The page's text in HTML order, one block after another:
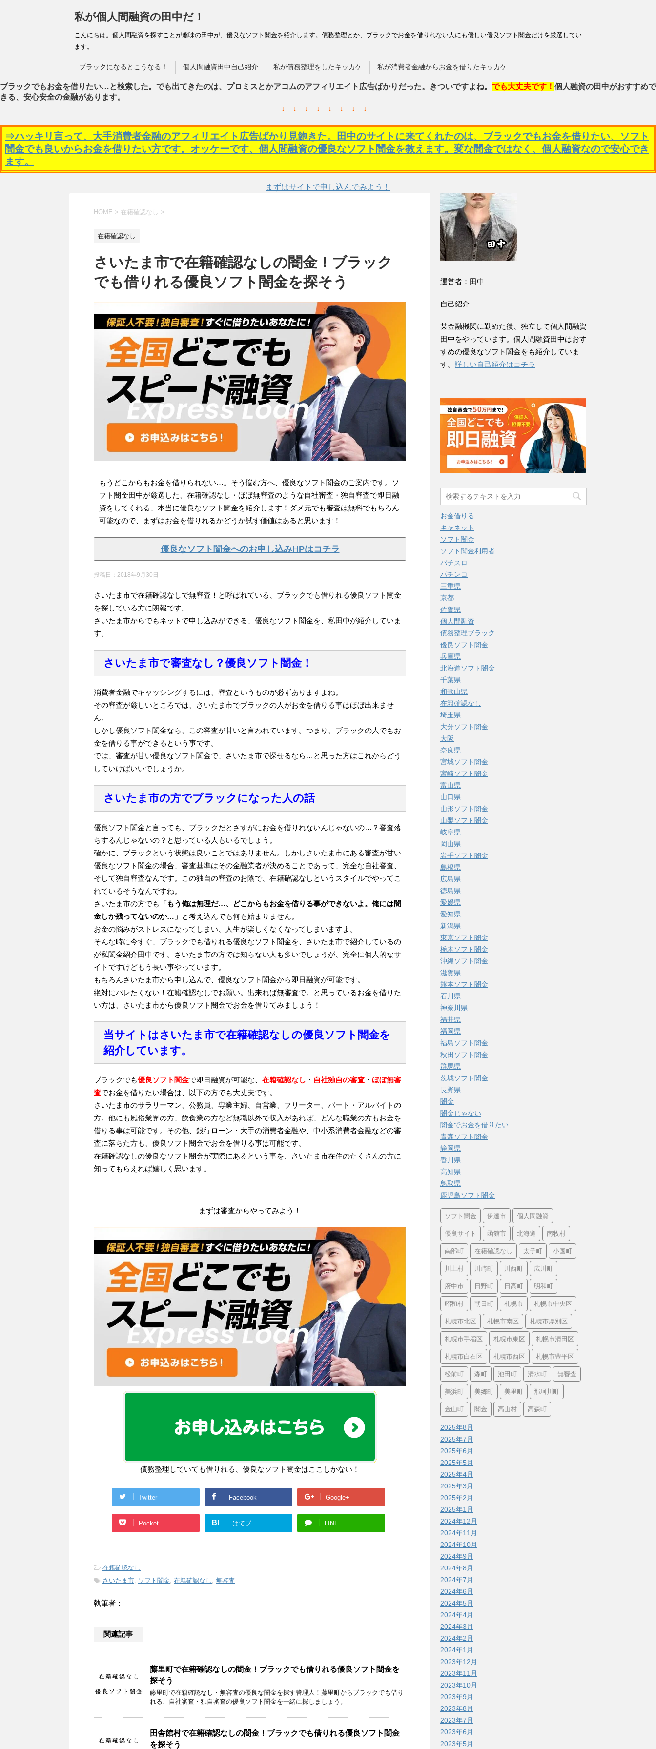
私が個人間融資の田中だ！
こんにちは。個人間融資を探すことが趣味の田中が、優良なソフト闇金を紹介します。債務整理とか、ブラックでお金を借りれない人にも優しい優良ソフト闇金だけを厳選してい
ます。
ブラックになるとこうなる！ 個人間融資田中自己紹介 私が債務整理をしたキッカケ 私が消費者金融からお金を借りたキッカケ
ブラックでもお金を借りたい…と検索した。でも出てきたのは、プロミスとかアコムのアフィリエイト広告ばかりだった。きついですよね。 でも大丈夫です！ 個人融資の田中がおすすめで
きる、安心安全の金融があります。
↓ ↓ ↓ ↓ ↓ ↓ ↓ ↓
⇒ハッキリ言って、大手消費者金融のアフィリエイト広告ばかり見飽きた。田中のサイトに来てくれたのは、ブラックでもお金を借りたい、ソフト
闇金でも良いからお金を借りたい方です。オッケーです、個人間融資の優良なソフト闇金を教えます。変な闇金ではなく、個人融資なので安心でき
ます。
まずはサイトで申し込んでみよう！
HOME > 在籍確認なし >
在籍確認なし
さいたま市で在籍確認なしの闇金！ブラック
でも借りれる優良ソフト闇金を探そう
もうどこからもお金を借りられない…。そう悩む方へ、優良なソフト闇金のご案内です。ソ
フト闇金田中が厳選した、在籍確認なし・ほぼ無審査のような自社審査・独自審査で即日融
資をしてくれる、本当に優良なソフト闇金を紹介します！ダメ元でも審査は無料でもちろん
可能なので、まずはお金を借りれるかどうか試す価値はあると思います！
優良なソフト闇金へのお申し込みHPはコチラ
投稿日： 2018年9月30日
さいたま市で在籍確認なしで無審査！と呼ばれている、ブラックでも借りれる優良ソフト闇金
を探している方に朗報です。
さいたま市からでもネットで申し込みができる、優良なソフト闇金を、私田中が紹介していま
す。
さいたま市で審査なし？優良ソフト闇金！
消費者金融でキャッシングするには、審査というものが必ずありますよね。
その審査が厳しいところでは、さいたま市でブラックの人がお金を借りる事はほぼ出来ませ
ん。
しかし優良ソフト闇金なら、この審査が甘いと言われています。つまり、ブラックの人でもお
金を借りる事ができるという事です。
では、審査が甘い優良なソフト闇金で、さいたま市で探せるなら…と思った方はこれからどう
していけばいいでしょうか。
さいたま市の方でブラックになった人の話
優良ソフト闇金と言っても、ブラックだとさすがにお金を借りれないんじゃないの…？審査落
ちするんじゃないの？と思っている人もいるでしょう。
確かに、ブラックという状態は良いことではありません。しかしさいたま市にある審査が甘い
優良なソフト闇金の場合、審査基準はその金融業者が決めることであって、完全な自社審査、
そして独自審査なんです。この独自の審査のお陰で、在籍確認なしというスタイルでやってこ
れているそうなんですね。
さいたま市の方でも
「もう俺は無理だ…、どこからもお金を借りる事ができないよ。俺には闇
金しか残ってないのか…」 と考え込んでも何も始まりません。
お金の悩みがストレスになってしまい、人生が楽しくなくなってしまいますよ。
そんな時に今すぐ、ブラックでも借りれる優良なソフト闇金を、さいたま市で紹介しているの
が私闇金紹介田中です。さいたま市の方では知らない人も多いでしょうが、完全に個人的なサ
イトですけどもう長い事やっています。
もちろんさいたま市から申し込んで、優良なソフト闇金から即日融資が可能です。
絶対にバレたくない！在籍確認なしでお願い。出来れば無審査で。と思っているお金を借りた
い方は、さいたま市から優良ソフト闇金でお金を借りてみましょう！
当サイトはさいたま市で在籍確認なしの優良ソフト闇金を
紹介しています。
ブラックでも優良ソフト闇金で即日融資が可能な、 在籍確認なし ・ 自社独自の審査 ・ ほぼ無審
査でお金を借りたい場合は、以下の方でも大丈夫です。
さいたま市のサラリーマン、公務員、専業主婦、自営業、フリーター、パート・アルバイトの
方。他にも風俗業界の方、飲食業の方など無職以外で収入があれば、どんな職業の方もお金を
借りる事は可能です。その他、銀行ローン・大手の消費者金融や、中小系消費者金融などの審
査に落ちた方も、優良ソフト闇金でお金を借りる事は可能です。
在籍確認なしの優良なソフト闇金が実際にあるという事を、さいたま市在住のたくさんの方に
知ってもらえれば嬉しく思います。
まずは審査からやってみよう！
債務整理していても借りれる、優良なソフト闇金はここしかない！
Twitter Facebook Google+
Pocket B! はてブ LINE
-在籍確認なし
-さいたま市, ソフト闇金, 在籍確認なし , 無審査
執筆者：
関連記事
藤里町で在籍確認なしの闇金！ブラックでも借りれる優良ソフト闇金を
探そう
藤里町で在籍確認なし・無審査の優良な闇金を探す管理人！藤里町からブラックでも借り
れる、自社審査・独自審査の優良ソフト闇金を一緒に探しましょう。
田舎館村で在籍確認なしの闇金！ブラックでも借りれる優良ソフト闇金
を探そう
運営者：田中
自己紹介
某金融機関に勤めた後、独立して個人間融資
田中をやっています。個人間融資田中はおす
すめの優良なソフト闇金をも紹介していま
す。 詳しい自己紹介はコチラ
お金借りる
キャネット
ソフト闇金
ソフト闇金利用者
パチスロ
パチンコ
三重県
京都
佐賀県
個人間融資
債務整理ブラック
優良ソフト闇金
兵庫県
北海道ソフト闇金
千葉県
和歌山県
在籍確認なし
埼玉県
大分ソフト闇金
大阪
奈良県
宮城ソフト闇金
宮崎ソフト闇金
富山県
山口県
山形ソフト闇金
山梨ソフト闇金
岐阜県
岡山県
岩手ソフト闇金
島根県
広島県
徳島県
愛媛県
愛知県
新潟県
東京ソフト闇金
栃木ソフト闇金
沖縄ソフト闇金
滋賀県
熊本ソフト闇金
石川県
神奈川県
福井県
福岡県
福島ソフト闇金
秋田ソフト闇金
群馬県
茨城ソフト闇金
長野県
闇金
闇金じゃない
闇金でお金を借りたい
青森ソフト闇金
静岡県
香川県
高知県
鳥取県
鹿児島ソフト闇金
ソフト闇金 伊達市 個人間融資
優良サイト 函館市 北海道 南牧村
南部町 在籍確認なし 太子町 小国町
川上村 川崎町 川西町 広川町
府中市 日野町 日高町 明和町
昭和村 朝日町 札幌市 札幌市中央区
札幌市北区 札幌市南区 札幌市厚別区
札幌市手稲区 札幌市東区 札幌市清田区
札幌市白石区 札幌市西区 札幌市豊平区
松前町 森町 池田町 清水町 無審査
美浜町 美郷町 美里町 那珂川町
金山町 闇金 高山村 高森町
2025年8月
2025年7月
2025年6月
2025年5月
2025年4月
2025年3月
2025年2月
2025年1月
2024年12月
2024年11月
2024年10月
2024年9月
2024年8月
2024年7月
2024年6月
2024年5月
2024年4月
2024年3月
2024年2月
2024年1月
2023年12月
2023年11月
2023年10月
2023年9月
2023年8月
2023年7月
2023年6月
2023年5月